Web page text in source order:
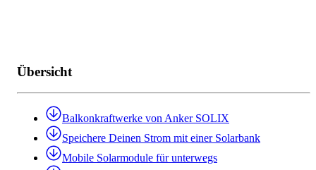
Übersicht
Balkonkraftwerke von Anker SOLIX
Speichere Deinen Strom mit einer Solarbank
Mobile Solarmodule für unterwegs